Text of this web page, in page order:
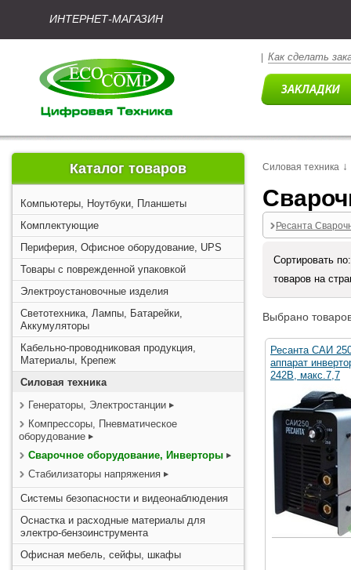
ИНТЕРНЕТ-МАГАЗИН
Как сделать
Каталог товаров
Компьютеры, Ноутбуки, Планшеты
Комплектующие
Периферия, Офисное оборудование, UPS
Товары с поврежденной упаковкой
Электроустановочные изделия
Светотехника, Лампы, Батарейки,
Аккумуляторы
Кабельно-проводниковая продукция,
Материалы, Крепеж
Силовая техника
Генераторы, Электростанции
Компрессоры, Пневматическое
оборудование
Сварочное оборудование, Инверторы
Стабилизаторы напряжения
Системы безопасности и видеонаблюдения
Оснастка и расходные материалы для
электро-бензоинструмента
Офисная мебель, сейфы, шкафы
Силовая техника ↓
Ресанта
Сортировать
товаров на
Выбрано
Ресанта САИ
аппарат
242В, макс.7,7